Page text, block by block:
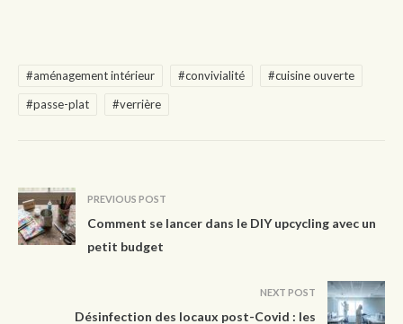
#aménagement intérieur #convivialité
#cuisine ouverte
#passe-plat
#verrière
PREVIOUS POST
Comment se lancer dans le DIY upcycling avec un
petit budget
NEXT POST
Désinfection des locaux post-Covid : les